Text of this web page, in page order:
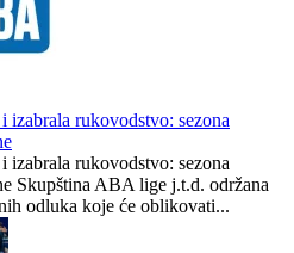
pobjede nad Jahorinom